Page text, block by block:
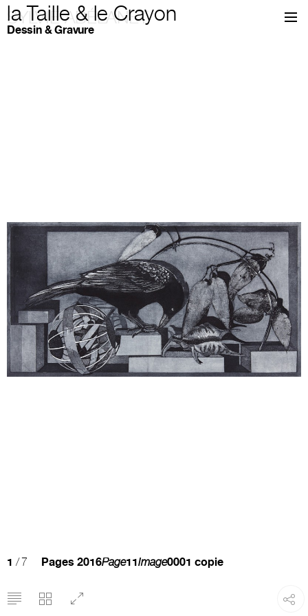
la Taille & le Crayon
Dessin & Gravure
SYLVIE ABÉLANET
1 / 7 Pages 2016Page11Image0001 copie